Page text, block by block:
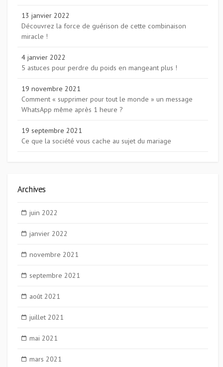
13 janvier 2022
Découvrez la force de guérison de cette combinaison
miracle !
4 janvier 2022
5 astuces pour perdre du poids en mangeant plus !
19 novembre 2021
Comment « supprimer pour tout le monde » un message
WhatsApp même après 1 heure ?
19 septembre 2021
Ce que la société vous cache au sujet du mariage
Archives
juin 2022
janvier 2022
novembre 2021
septembre 2021
août 2021
juillet 2021
mai 2021
mars 2021